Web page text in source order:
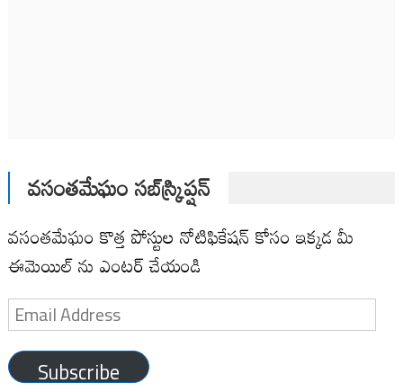
వసంతమేఘం సబ్‌స్క్రిప్షన్
వసంతమేఘం కొత్త పోస్టుల నోటిఫికేషన్ కోసం ఇక్కడ మీ
ఈమెయిల్ ను ఎంటర్ చేయండి
Email
Address
Subscribe